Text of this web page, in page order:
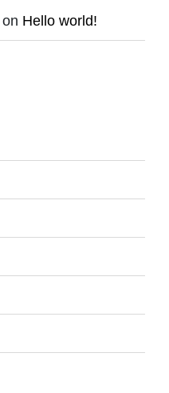
on Hello world!